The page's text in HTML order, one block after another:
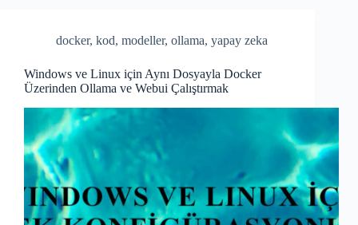
docker, kod, modeller, ollama, yapay zeka
Windows ve Linux için Aynı Dosyayla Docker
Üzerinden Ollama ve Webui Çalıştırmak